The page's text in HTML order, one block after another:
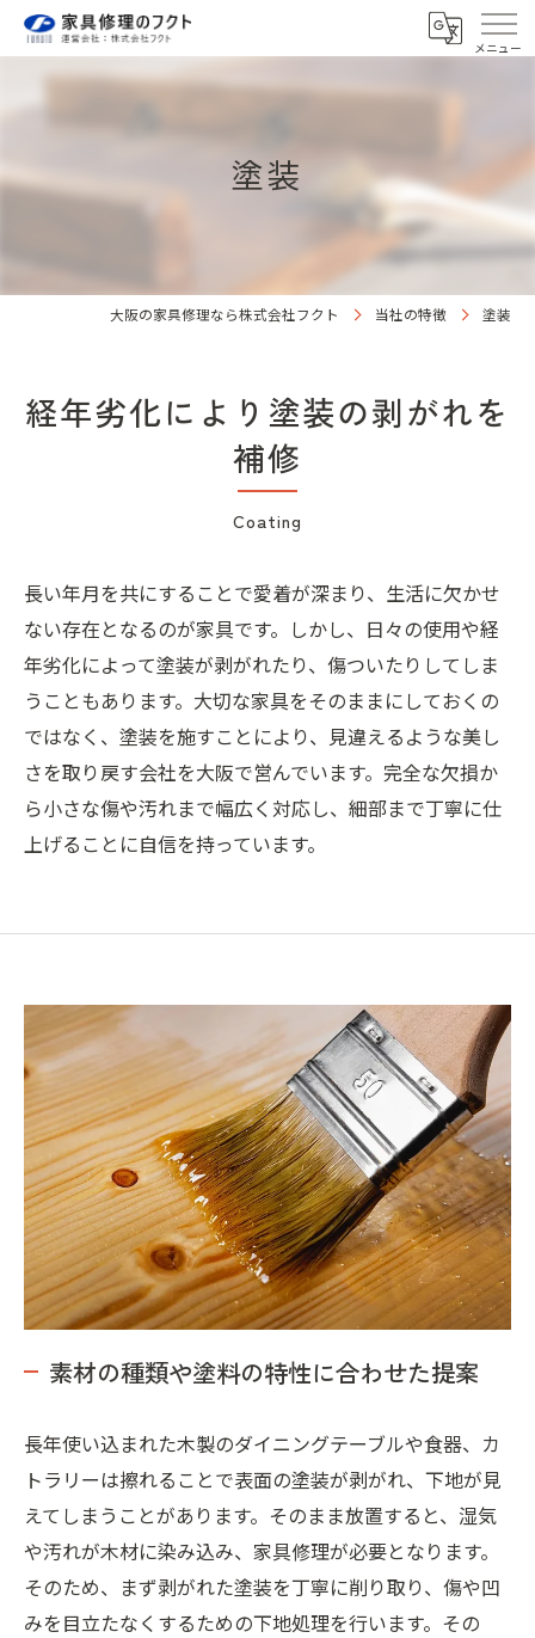
塗装
大阪の家具修理なら株式会社フクト 当社の特徴 塗装
経年劣化により塗装の剥がれを
補修
Coating
長い年月を共にすることで愛着が深まり、生活に欠かせ
ない存在となるのが家具です。しかし、日々の使用や経
年劣化によって塗装が剥がれたり、傷ついたりしてしま
うこともあります。大切な家具をそのままにしておくの
ではなく、塗装を施すことにより、見違えるような美し
さを取り戻す会社を大阪で営んでいます。完全な欠損か
ら小さな傷や汚れまで幅広く対応し、細部まで丁寧に仕
上げることに自信を持っています。
素材の種類や塗料の特性に合わせた提案
長年使い込まれた木製のダイニングテーブルや食器、カ
トラリーは擦れることで表面の塗装が剥がれ、下地が見
えてしまうことがあります。そのまま放置すると、湿気
や汚れが木材に染み込み、家具修理が必要となります。
そのため、まず剥がれた塗装を丁寧に削り取り、傷や凹
みを目立たなくするための下地処理を行います。その